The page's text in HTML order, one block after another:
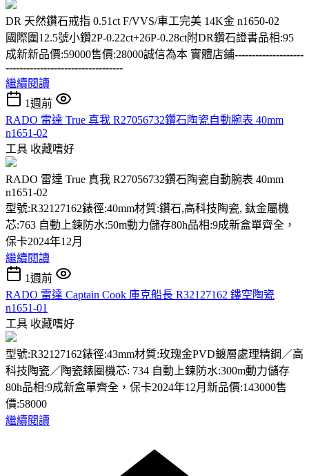
DR 天然鑽石戒指 0.51ct F/VVS/車工完美 14K金 n1650-02
國際圍12.5號小鑽2P-0.22ct+26P-0.28ct附DR鑽石證書品相:95
成新新品價:59000售價:28000誠信為本 實體店鋪--------------------
----------------------------------
繼續閱讀
1週前
RADO 雷達 True 真我 R27056732鑽石陶瓷自動腕表 40mm
n1651-02
工具 收藏嗜好
RADO 雷達 True 真我 R27056732鑽石陶瓷自動腕表 40mm
n1651-02
型號:R32127162錶徑:40mm材質:鑽石,高科技陶瓷, 鈦金屬機
芯:763 自動上鍊防水:50m動力儲存80h品相:9成新盒單齊全，
保卡2024年12月
繼續閱讀
1週前
RADO 雷達 Captain Cook 庫克船長 R32127162 鏤空陶瓷
n1651-01
工具 收藏嗜好
型號:R32127162錶徑:43mm材質:玫瑰金PVD鍍層處理精鋼／高
科技陶瓷／陶瓷錶圈機芯: 734 自動上鍊防水:300m動力儲存
80h品相:9成新盒單齊全，保卡2024年12月新品價:143000售
價:58000
繼續閱讀